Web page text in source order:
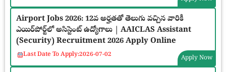
Airport Jobs 2026: 12వ అర్హతతో తెలుగు వచ్చిన వారికీ
ఎయిర్‌పోర్ట్‌లో అసిస్టెంట్ ఉద్యోగాలు | AAICLAS Assistant
(Security) Recruitment 2026 Apply Online
Last Date To Apply:2026-07-02 Apply Now